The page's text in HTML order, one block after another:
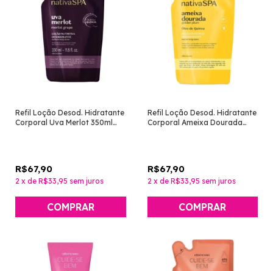
Refil Loção Desod. Hidratante
Corporal Uva Merlot 350ml
R$67,90
2 x de R$33,95 sem juros
Refil Loção Desod. Hidratante
Corporal Ameixa Dourada
R$67,90
2 x de R$33,95 sem juros